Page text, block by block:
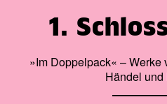
1.
»Im Doppelpack« – Werke
Händel und